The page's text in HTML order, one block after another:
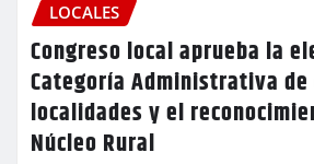
LOCALES
Congreso local aprueba la
Categoría Administrativa
localidades y el
Núcleo Rural